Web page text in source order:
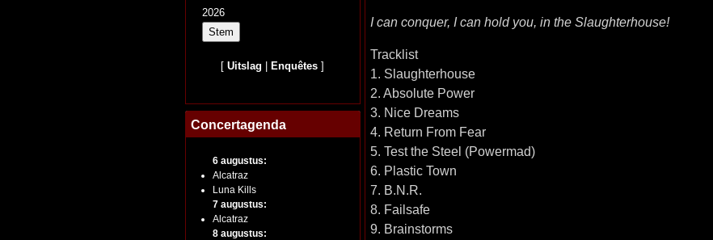
2026
[Uitslag Enquêtes ]
Concertagenda
6 augustus:
Alcatraz
Luna Kills
7 augustus:
Alcatraz
8 augustus:
I can conquer, I can hold you, in the Slaughterhouse!
Tracklist
1. Slaughterhouse
2. Absolute Power
3. Nice Dreams
4. Return From Fear
5. Test the Steel (Powermad)
6. Plastic Town
7. B.N.R.
8. Failsafe
9. Brainstorms